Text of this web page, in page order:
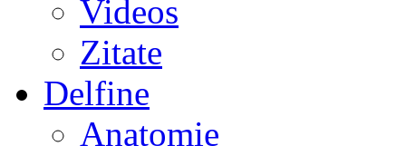
Videos
Zitate
Delfine
Anatomie